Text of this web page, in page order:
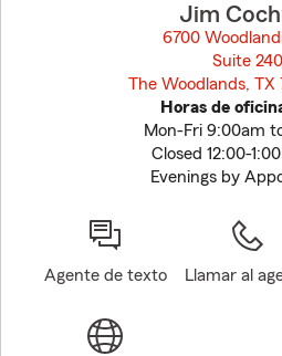
Jim
6700
Suite 240
The Woodlands, TX
Horas de
Mon-Fri 9:00am
Closed 12:00-
Evenings by
Agente de texto Llamar al